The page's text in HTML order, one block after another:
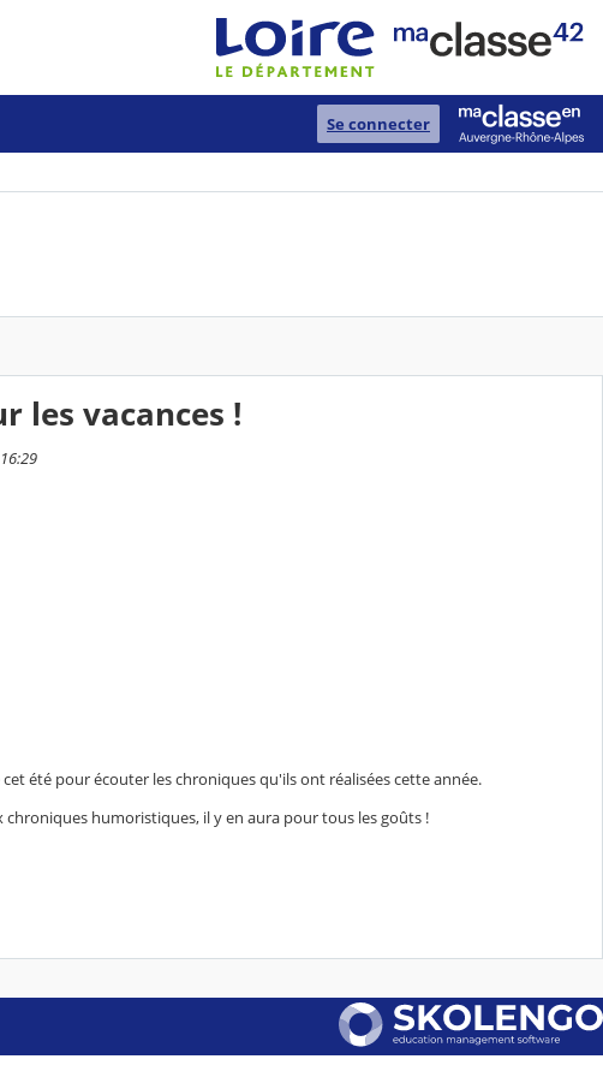
Se connecter
les vacances !
été pour écouter les chroniques qu'ils ont réalisées cette année.
humoristiques, il y en aura pour tous les goûts !